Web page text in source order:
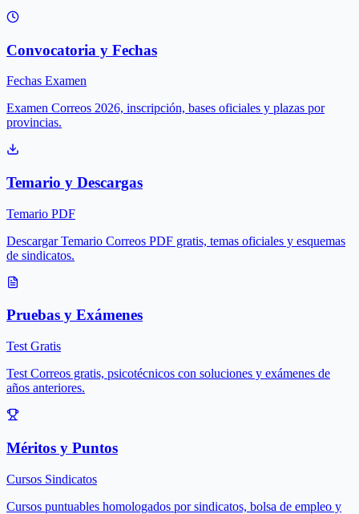
Convocatoria y Fechas
Fechas Examen
Examen Correos 2026, inscripción, bases oficiales y plazas por
provincias.
Temario y Descargas
Temario PDF
Descargar Temario Correos PDF gratis, temas oficiales y esquemas
de sindicatos.
Pruebas y Exámenes
Test Gratis
Test Correos gratis, psicotécnicos con soluciones y exámenes de
años anteriores.
Méritos y Puntos
Cursos Sindicatos
Cursos puntuables homologados por sindicatos, bolsa de empleo y